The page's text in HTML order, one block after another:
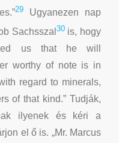
29 Ugyanezen nap
Sachsszal 30is, hogy
us that he will
worthy of note is in
regard to minerals,
of that kind.” Tudják,
ilyenek és kéri a
el ő is. „Mr. Marcus